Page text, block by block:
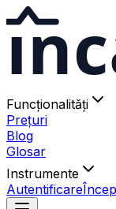
Funcționalități
Prețuri
Blog
Glosar
Instrumente
Autentificare